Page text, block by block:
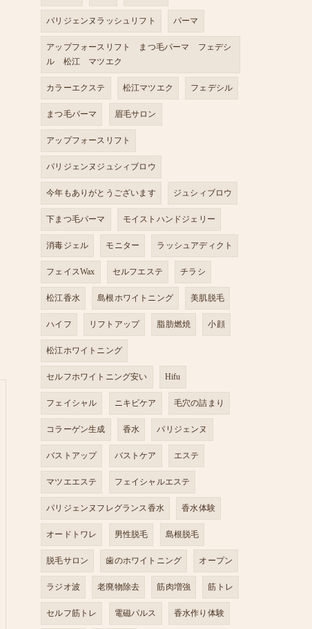
パリジェンヌラッシュリフト パーマ
アップフォースリフト まつ毛パーマ フェデシ
ル 松江 マツエク
カラーエクステ 松江マツエク フェデシル
まつ毛パーマ 眉毛サロン
アップフォースリフト
パリジェンヌジュシィブロウ
今年もありがとうございます ジュシィブロウ
下まつ毛パーマ モイストハンドジェリー
消毒ジェル モニター ラッシュアディクト
フェイスWax セルフエステ チラシ
松江香水 島根ホワイトニング 美肌脱毛
ハイフ リフトアップ 脂肪燃焼 小顔
松江ホワイトニング
セルフホワイトニング安い Hifu
フェイシャル ニキビケア 毛穴の詰まり
コラーゲン生成 香水 パリジェンヌ
バストアップ バストケア エステ
マツエエステ フェイシャルエステ
パリジェンヌフレグランス香水 香水体験
オードトワレ 男性脱毛 島根脱毛
脱毛サロン 歯のホワイトニング オープン
ラジオ波 老廃物除去 筋肉増強 筋トレ
セルフ筋トレ 電磁パルス 香水作り体験